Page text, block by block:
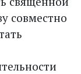
совместно